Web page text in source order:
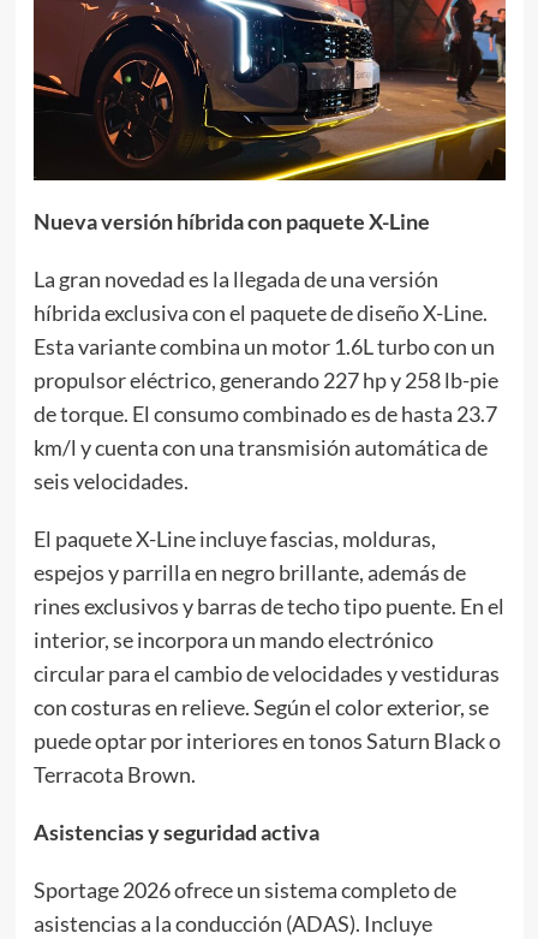
Nueva versión híbrida con paquete X-Line
La gran novedad es la llegada de una versión
híbrida exclusiva con el paquete de diseño X-Line.
Esta variante combina un motor 1.6L turbo con un
propulsor eléctrico, generando 227 hp y 258 lb-pie
de torque. El consumo combinado es de hasta 23.7
km/l y cuenta con una transmisión automática de
seis velocidades.
El paquete X-Line incluye fascias, molduras,
espejos y parrilla en negro brillante, además de
rines exclusivos y barras de techo tipo puente. En el
interior, se incorpora un mando electrónico
circular para el cambio de velocidades y vestiduras
con costuras en relieve. Según el color exterior, se
puede optar por interiores en tonos Saturn Black o
Terracota Brown.
Asistencias y seguridad activa
Sportage 2026 ofrece un sistema completo de
asistencias a la conducción (ADAS). Incluye